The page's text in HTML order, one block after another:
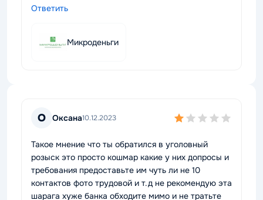
Ответить
Микроденьги
О Оксана10.12.2023
Такое мнение что ты обратился в уголовный
розыск это просто кошмар какие у них допросы и
требования предоставьте им чуть ли не 10
контактов фото трудовой и т.д не рекомендую эта
шарага хуже банка обходите мимо и не тратьте